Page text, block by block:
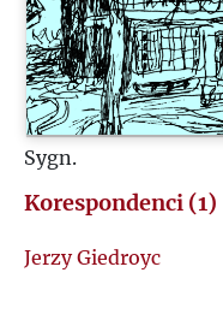
Sygn.
Korespondenci (1)
Jerzy Giedroyc